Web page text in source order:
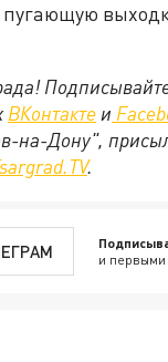
пугающую
ВКонтакте и
на-Дону",
.
и первыми